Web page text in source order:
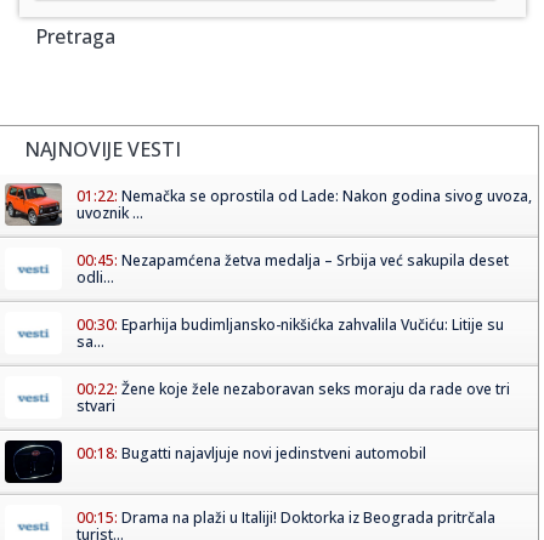
Pretraga
NAJNOVIJE VESTI
01:22: Nemačka se oprostila od Lade: Nakon godina sivog uvoza,
uvoznik ...
00:45: Nezapamćena žetva medalja – Srbija već sakupila deset
odli...
00:30: Eparhija budimljansko-nikšićka zahvalila Vučiću: Litije su
sa...
00:22: Žene koje žele nezaboravan seks moraju da rade ove tri
stvari
00:18: Bugatti najavljuje novi jedinstveni automobil
00:15: Drama na plaži u Italiji! Doktorka iz Beograda pritrčala
turist...